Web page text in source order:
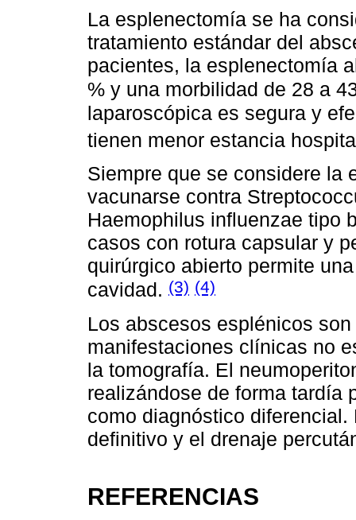
La esplenectomía se ha
tratamiento estándar del
pacientes, la esplenectomía
% y una morbilidad de 28 a
laparoscópica es segura y
tienen menor estancia
Siempre que se considere la
vacunarse contra
Haemophilus influenzae tipo
casos con rotura capsular y
quirúrgico abierto permite
cavidad. (3) (4)
Los abscesos esplénicos
manifestaciones clínicas no
la tomografía. El
realizándose de forma tardía
como diagnóstico
definitivo y el drenaje
REFERENCIAS